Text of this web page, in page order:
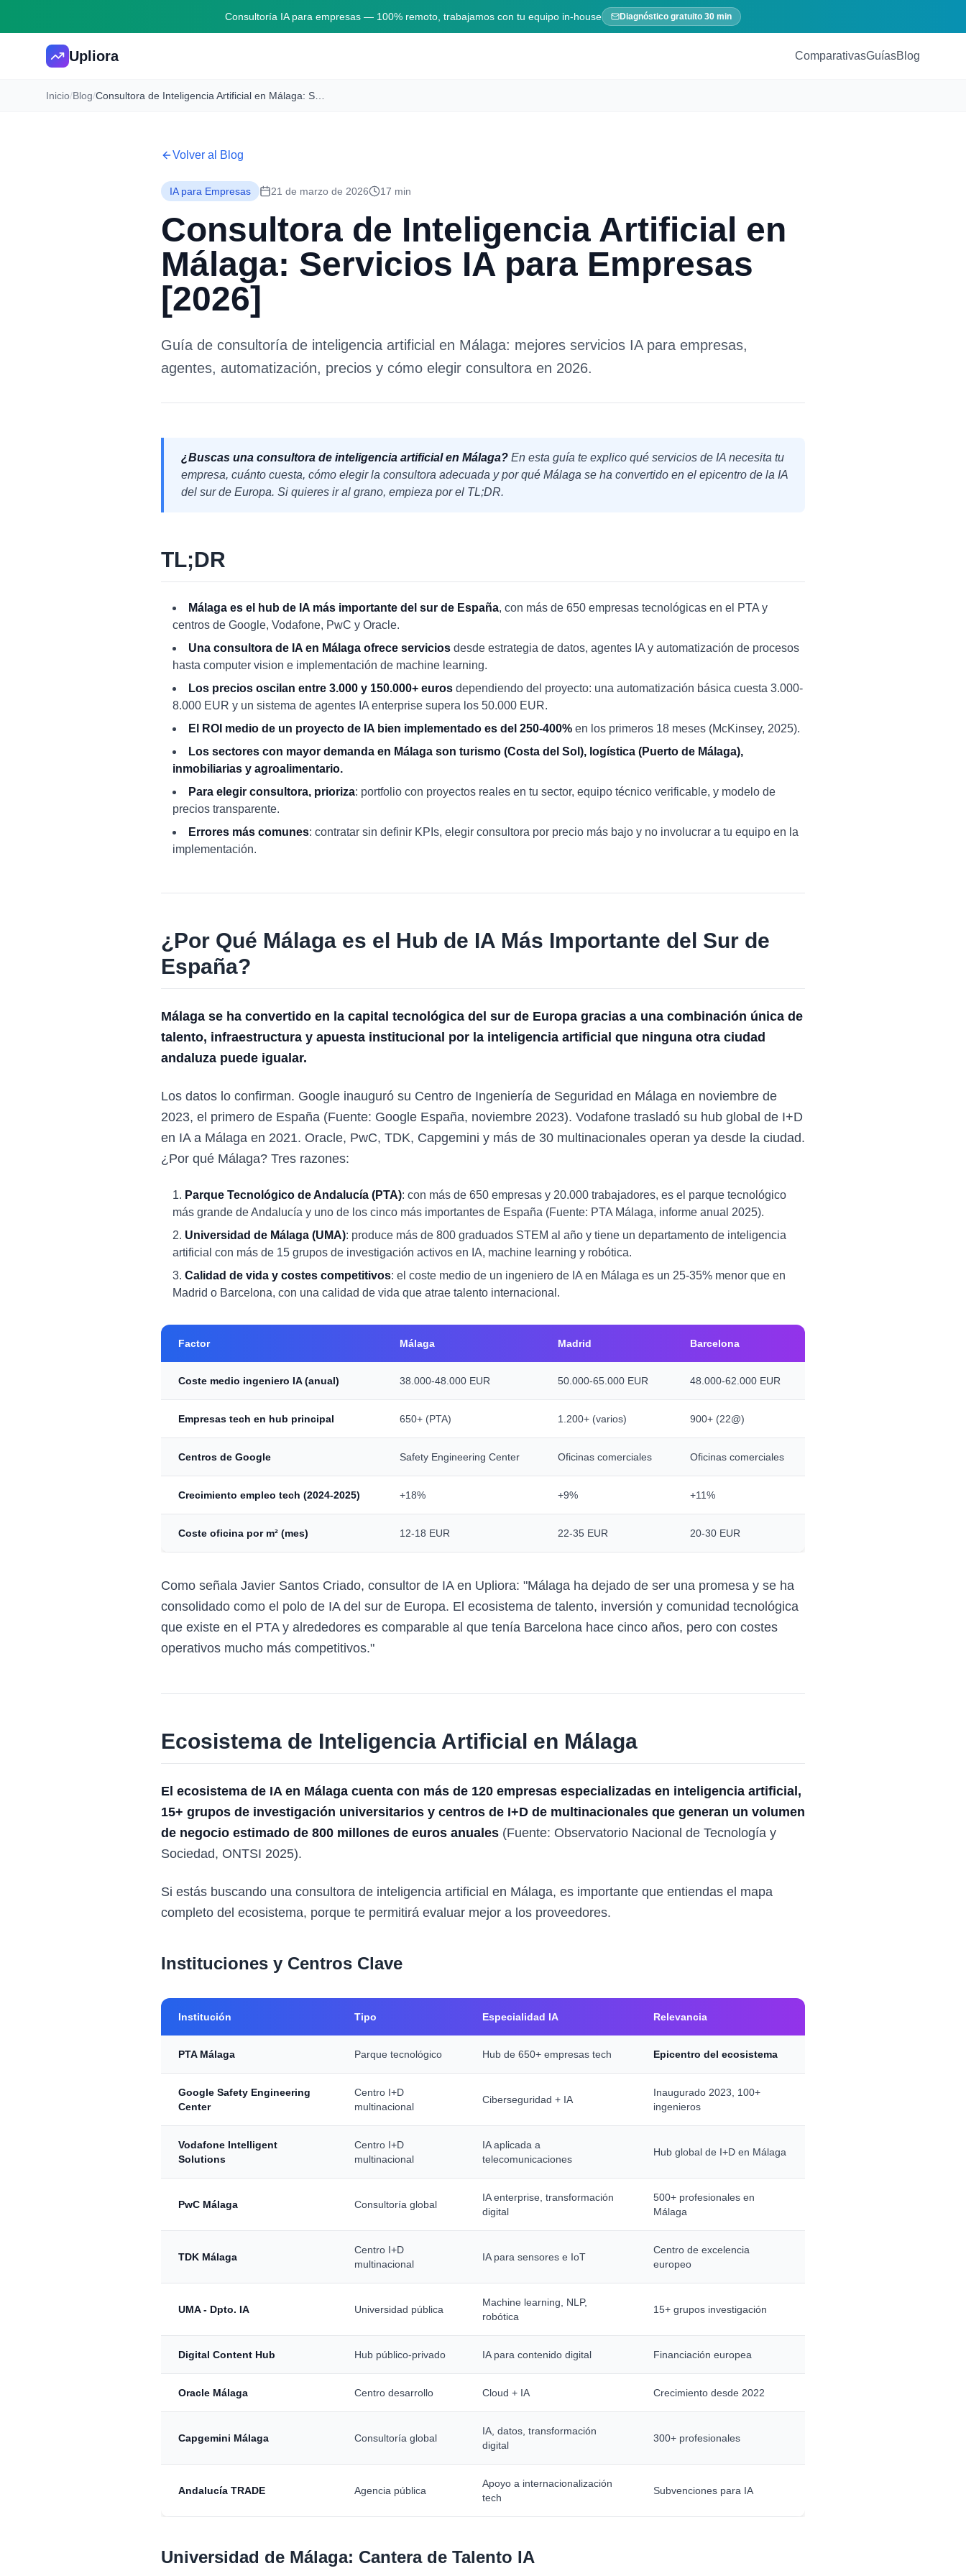
Consultoría IA para empresas — 100% remoto, trabajamos con tu equipo in-house Diagnóstico gratuito 30 min
Upliora ComparativasGuíasBlog
Inicio/Blog/
Volver al Blog
IA para Empresas 21 de marzo de 2026 17 min
Consultora de Inteligencia Artificial en
Málaga: Servicios IA para Empresas
[2026]
Guía de consultoría de inteligencia artificial en Málaga: mejores servicios IA para empresas,
agentes, automatización, precios y cómo elegir consultora en 2026.
¿Buscas una consultora de inteligencia artificial en Málaga? En esta guía te explico qué servicios de IA necesita tu
empresa, cuánto cuesta, cómo elegir la consultora adecuada y por qué Málaga se ha convertido en el epicentro de la IA
del sur de Europa. Si quieres ir al grano, empieza por el TL;DR.
TL;DR
Málaga es el hub de IA más importante del sur de España, con más de 650 empresas tecnológicas en el PTA y
centros de Google, Vodafone, PwC y Oracle.
Una consultora de IA en Málaga ofrece servicios desde estrategia de datos, agentes IA y automatización de procesos
hasta computer vision e implementación de machine learning.
Los precios oscilan entre 3.000 y 150.000+ euros dependiendo del proyecto: una automatización básica cuesta 3.000-
8.000 EUR y un sistema de agentes IA enterprise supera los 50.000 EUR.
El ROI medio de un proyecto de IA bien implementado es del 250-400% en los primeros 18 meses (McKinsey, 2025).
Los sectores con mayor demanda en Málaga son turismo (Costa del Sol), logística (Puerto de Málaga),
inmobiliarias y agroalimentario.
Para elegir consultora, prioriza: portfolio con proyectos reales en tu sector, equipo técnico verificable, y modelo de
precios transparente.
Errores más comunes: contratar sin definir KPIs, elegir consultora por precio más bajo y no involucrar a tu equipo en la
implementación.
¿Por Qué Málaga es el Hub de IA Más Importante del Sur de
España?
Málaga se ha convertido en la capital tecnológica del sur de Europa gracias a una combinación única de
talento, infraestructura y apuesta institucional por la inteligencia artificial que ninguna otra ciudad
andaluza puede igualar.
Los datos lo confirman. Google inauguró su Centro de Ingeniería de Seguridad en Málaga en noviembre de
2023, el primero de España (Fuente: Google España, noviembre 2023). Vodafone trasladó su hub global de I+D
en IA a Málaga en 2021. Oracle, PwC, TDK, Capgemini y más de 30 multinacionales operan ya desde la ciudad.
¿Por qué Málaga? Tres razones:
Parque Tecnológico de Andalucía (PTA): con más de 650 empresas y 20.000 trabajadores, es el parque tecnológico
más grande de Andalucía y uno de los cinco más importantes de España (Fuente: PTA Málaga, informe anual 2025).
Universidad de Málaga (UMA): produce más de 800 graduados STEM al año y tiene un departamento de inteligencia
artificial con más de 15 grupos de investigación activos en IA, machine learning y robótica.
Calidad de vida y costes competitivos: el coste medio de un ingeniero de IA en Málaga es un 25-35% menor que en
Madrid o Barcelona, con una calidad de vida que atrae talento internacional.
Factor Málaga Madrid Barcelona
Coste medio ingeniero IA (anual) 38.000-48.000 EUR 50.000-65.000 EUR 48.000-62.000 EUR
Empresas tech en hub principal 650+ (PTA) 1.200+ (varios) 900+ (22@)
Centros de Google Safety Engineering Center Oficinas comerciales Oficinas comerciales
Crecimiento empleo tech (2024-2025) +18% +9% +11%
Coste oficina por m² (mes) 12-18 EUR 22-35 EUR 20-30 EUR
Como señala Javier Santos Criado, consultor de IA en Upliora: "Málaga ha dejado de ser una promesa y se ha
consolidado como el polo de IA del sur de Europa. El ecosistema de talento, inversión y comunidad tecnológica
que existe en el PTA y alrededores es comparable al que tenía Barcelona hace cinco años, pero con costes
operativos mucho más competitivos."
Ecosistema de Inteligencia Artificial en Málaga
El ecosistema de IA en Málaga cuenta con más de 120 empresas especializadas en inteligencia artificial,
15+ grupos de investigación universitarios y centros de I+D de multinacionales que generan un volumen
de negocio estimado de 800 millones de euros anuales (Fuente: Observatorio Nacional de Tecnología y
Sociedad, ONTSI 2025).
Si estás buscando una consultora de inteligencia artificial en Málaga, es importante que entiendas el mapa
completo del ecosistema, porque te permitirá evaluar mejor a los proveedores.
Instituciones y Centros Clave
Institución Tipo Especialidad IA Relevancia
PTA Málaga Parque tecnológico Hub de 650+ empresas tech Epicentro del ecosistema
Google Safety Engineering
Center
Centro I+D
multinacional
Ciberseguridad + IA
Inaugurado 2023, 100+
ingenieros
Vodafone Intelligent
Solutions
Centro I+D
multinacional
IA aplicada a
telecomunicaciones
Hub global de I+D en Málaga
PwC Málaga Consultoría global
IA enterprise, transformación
digital
500+ profesionales en
Málaga
TDK Málaga
Centro I+D
multinacional
IA para sensores e IoT
Centro de excelencia
europeo
UMA - Dpto. IA Universidad pública
Machine learning, NLP,
robótica
15+ grupos investigación
Digital Content Hub Hub público-privado IA para contenido digital Financiación europea
Oracle Málaga Centro desarrollo Cloud + IA Crecimiento desde 2022
Capgemini Málaga Consultoría global
IA, datos, transformación
digital
300+ profesionales
Andalucía TRADE Agencia pública
Apoyo a internacionalización
tech
Subvenciones para IA
Universidad de Málaga: Cantera de Talento IA